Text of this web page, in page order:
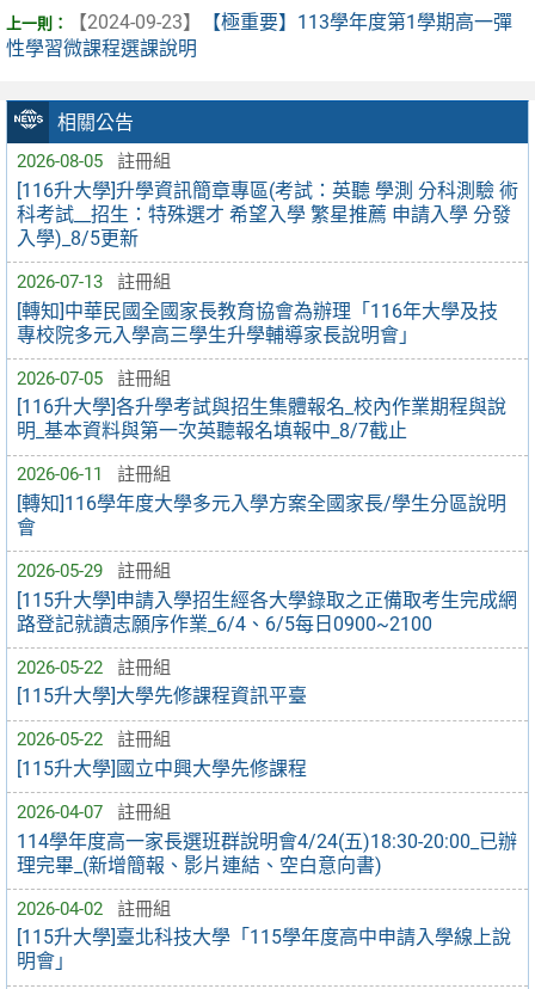
相關公告
2026-08-05 註冊組
[116升大學]升學資訊簡章專區(考試：英聽 學測 分科測驗 術
科考試__招生：特殊選才 希望入學 繁星推薦 申請入學 分發
入學)_8/5更新
2026-07-13 註冊組
[轉知]中華民國全國家長教育協會為辦理「116年大學及技
專校院多元入學高三學生升學輔導家長說明會」
2026-07-05 註冊組
[116升大學]各升學考試與招生集體報名_校內作業期程與說
明_基本資料與第一次英聽報名填報中_8/7截止
2026-06-11 註冊組
[轉知]116學年度大學多元入學方案全國家長/學生分區說明
會
2026-05-29 註冊組
[115升大學]申請入學招生經各大學錄取之正備取考生完成網
路登記就讀志願序作業_6/4、6/5每日0900~2100
2026-05-22 註冊組
[115升大學]大學先修課程資訊平臺
2026-05-22 註冊組
[115升大學]國立中興大學先修課程
2026-04-07 註冊組
114學年度高一家長選班群說明會4/24(五)18:30-20:00_已辦
理完畢_(新增簡報、影片連結、空白意向書)
2026-04-02 註冊組
[115升大學]臺北科技大學「115學年度高中申請入學線上說
明會」
【2024-09-23】
【極重要】113學年度第1學期高一彈
性學習微課程選課說明